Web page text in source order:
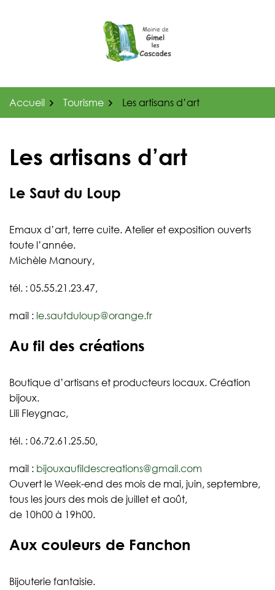
Accueil Tourisme Les artisans d’art
Les artisans d’art
Le Saut du Loup
Emaux d’art, terre cuite. Atelier et exposition ouverts
toute l’année.
Michèle Manoury,
tél. : 05.55.21.23.47,
mail : le.sautduloup@orange.fr
Au fil des créations
Boutique d’artisans et producteurs locaux. Création
bijoux.
Lili Fleygnac,
tél. : 06.72.61.25.50,
mail : bijouxaufildescreations@gmail.com
Ouvert le Week-end des mois de mai, juin, septembre,
tous les jours des mois de juillet et août,
de 10h00 à 19h00.
Aux couleurs de Fanchon
Bijouterie fantaisie.